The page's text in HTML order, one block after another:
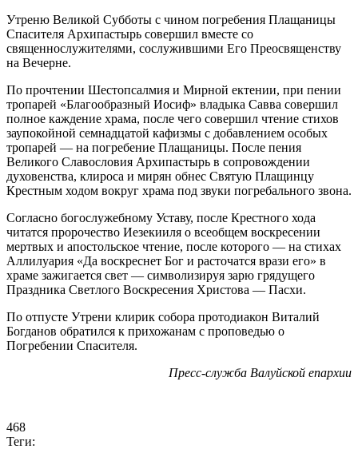
Утреню Великой Субботы с чином погребения Плащаницы
Спасителя Архипастырь совершил вместе со
священнослужителями, сослужившими Его Преосвященству
на Вечерне.
По прочтении Шестопсалмия и Мирной ектении, при пении
тропарей «Благообразный Иосиф» владыка Савва совершил
полное каждение храма, после чего совершил чтение стихов
заупокойной семнадцатой кафизмы с добавлением особых
тропарей — на погребение Плащаницы. После пения
Великого Славословия Архипастырь в сопровождении
духовенства, клироса и мирян обнес Святую Плащинцу
Крестным ходом вокруг храма под звуки погребального звона.
Согласно богослужебному Уставу, после Крестного хода
читатся пророчество Иезекииля о всеобщем воскресении
мертвых и апостольское чтение, после которого — на стихах
Аллилуария «Да воскреснет Бог и расточатся врази его» в
храме зажигается свет — символизируя зарю грядущего
Праздника Светлого Воскресения Христова — Пасхи.
По отпусте Утрени клирик собора протодиакон Виталий
Богданов обратился к прихожанам с проповедью о
Погребении Спасителя.
Пресс-служба Валуйской епархии
468
Теги: